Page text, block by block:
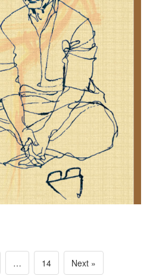
… 14 Next »